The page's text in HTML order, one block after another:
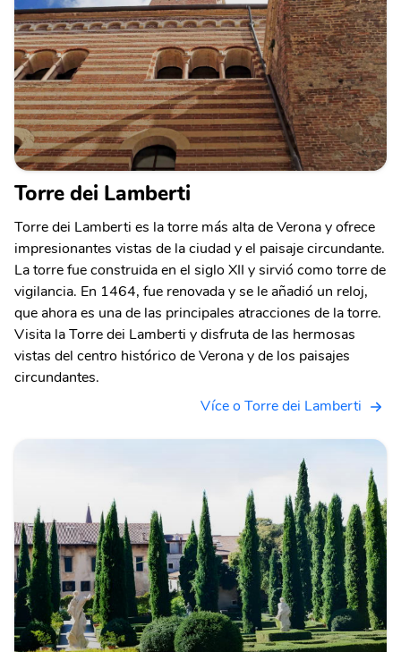
Torre dei Lamberti
Torre dei Lamberti es la torre más alta de Verona y ofrece
impresionantes vistas de la ciudad y el paisaje circundante.
La torre fue construida en el siglo XII y sirvió como torre de
vigilancia. En 1464, fue renovada y se le añadió un reloj,
que ahora es una de las principales atracciones de la torre.
Visita la Torre dei Lamberti y disfruta de las hermosas
vistas del centro histórico de Verona y de los paisajes
circundantes.
Více o Torre dei Lamberti